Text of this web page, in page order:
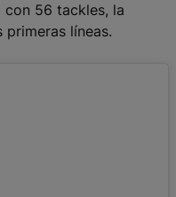
56 tackles, la
líneas.